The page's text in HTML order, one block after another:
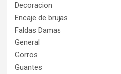
Decoracion
Encaje de brujas
Faldas Damas
General
Gorros
Guantes